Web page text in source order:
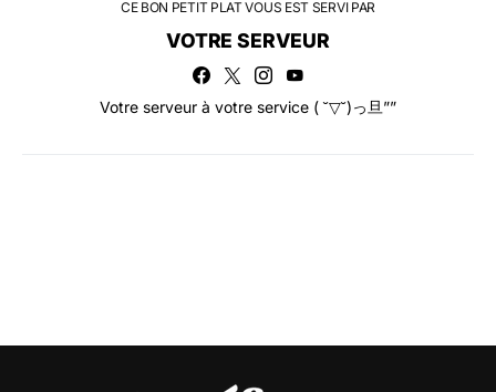
CE BON PETIT PLAT VOUS EST SERVI PAR
VOTRE SERVEUR
Votre serveur à votre service ( ˘▽˘)っ旦””